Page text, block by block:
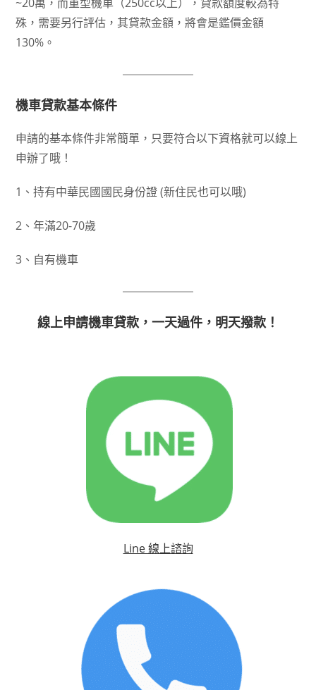
殊，需要另行評估，其貸款金額，將會是鑑價金額
130%。
機車貸款基本條件
申請的基本條件非常簡單，只要符合以下資格就可以線上
申辦了哦！
1、持有中華民國國民身份證 (新住民也可以哦)
2、年滿20-70歲
3、自有機車
線上申請機車貸款，一天過件，明天撥款！
Line 線上諮詢